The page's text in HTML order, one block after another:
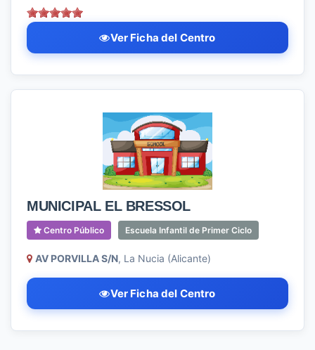
Ver Ficha del Centro
MUNICIPAL EL BRESSOL
Centro Público Escuela Infantil de Primer Ciclo
AV PORVILLA S/N, La Nucia (Alicante)
Ver Ficha del Centro